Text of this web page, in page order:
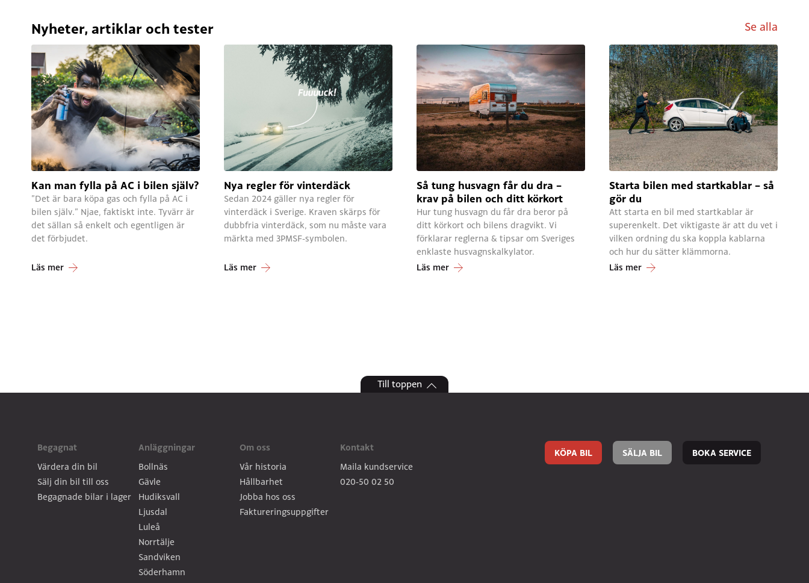
Nyheter, artiklar och tester Se alla
Kan man fylla på AC i bilen själv?
”Det är bara köpa gas och fylla på AC i
bilen själv.” Njae, faktiskt inte. Tyvärr är
det sällan så enkelt och egentligen är
det förbjudet.
Läs mer
Nya regler för vinterdäck
Sedan 2024 gäller nya regler för
vinterdäck i Sverige. Kraven skärps för
dubbfria vinterdäck, som nu måste vara
märkta med 3PMSF-symbolen.
Läs mer
Så tung husvagn får du dra –
krav på bilen och ditt körkort
Hur tung husvagn du får dra beror på
ditt körkort och bilens dragvikt. Vi
förklarar reglerna & tipsar om Sveriges
enklaste husvagnskalkylator.
Läs mer
Starta bilen med startkablar – så
gör du
Att starta en bil med startkablar är
superenkelt. Det viktigaste är att du vet i
vilken ordning du ska koppla kablarna
och hur du sätter klämmorna.
Läs mer
Till toppen
Begagnat
Värdera din bil
Sälj din bil till oss
Begagnade bilar i lager
Anläggningar
Bollnäs
Gävle
Hudiksvall
Ljusdal
Luleå
Norrtälje
Sandviken
Söderhamn
Om oss
Vår historia
Hållbarhet
Jobba hos oss
Faktureringsuppgifter
Kontakt
Maila kundservice
020-50 02 50
KÖPA BIL SÄLJA BIL BOKA SERVICE